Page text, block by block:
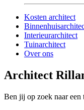
Kosten architect
Interieurarchitect
Tuinarchitect
Over ons
Architect
Ben jij op zoek naar